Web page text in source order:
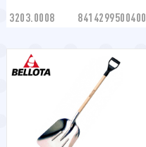
3203.0008 8414299500400